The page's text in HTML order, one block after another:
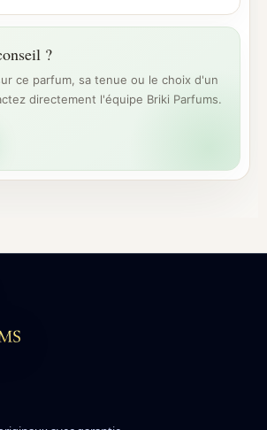
?
ce parfum, sa tenue ou le choix d'un
directement l'équipe Briki Parfums.